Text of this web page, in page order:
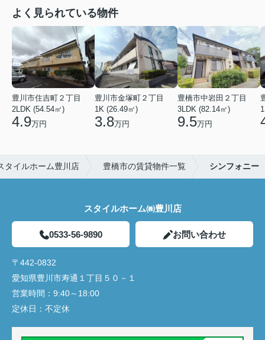
よく見られている物件
豊川市住吉町２丁目
2LDK (54.54㎡)
4.9万円
豊川市金塚町２丁目
1K (26.49㎡)
3.8万円
豊橋市中岩田２丁目
3LDK (82.14㎡)
9.5万円
タイルホーム豊川店 豊橋市の賃貸物件一覧 シンフォニー
スタイルホーム㈱豊川店
0533-56-9890 お問い合わせ
〒442-0832
愛知県豊川市寿通１丁目５０－１
営業時間： 9:40～18:00
定休日： 不定休